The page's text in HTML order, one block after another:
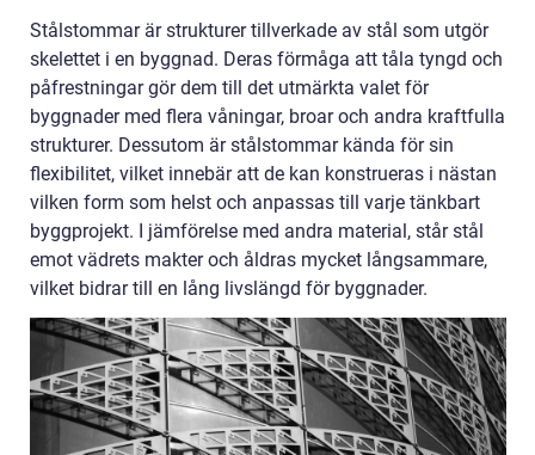
Stålstommar är strukturer tillverkade av stål som utgör
skelettet i en byggnad. Deras förmåga att tåla tyngd och
påfrestningar gör dem till det utmärkta valet för
byggnader med flera våningar, broar och andra kraftfulla
strukturer. Dessutom är stålstommar kända för sin
flexibilitet, vilket innebär att de kan konstrueras i nästan
vilken form som helst och anpassas till varje tänkbart
byggprojekt. I jämförelse med andra material, står stål
emot vädrets makter och åldras mycket långsammare,
vilket bidrar till en lång livslängd för byggnader.